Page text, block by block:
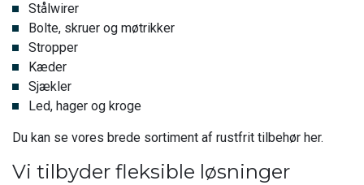
Stålwirer
Bolte, skruer og møtrikker
Stropper
Kæder
Sjækler
Led, hager og kroge
Du kan se vores brede sortiment af rustfrit tilbehør her.
Vi tilbyder fleksible løsninger